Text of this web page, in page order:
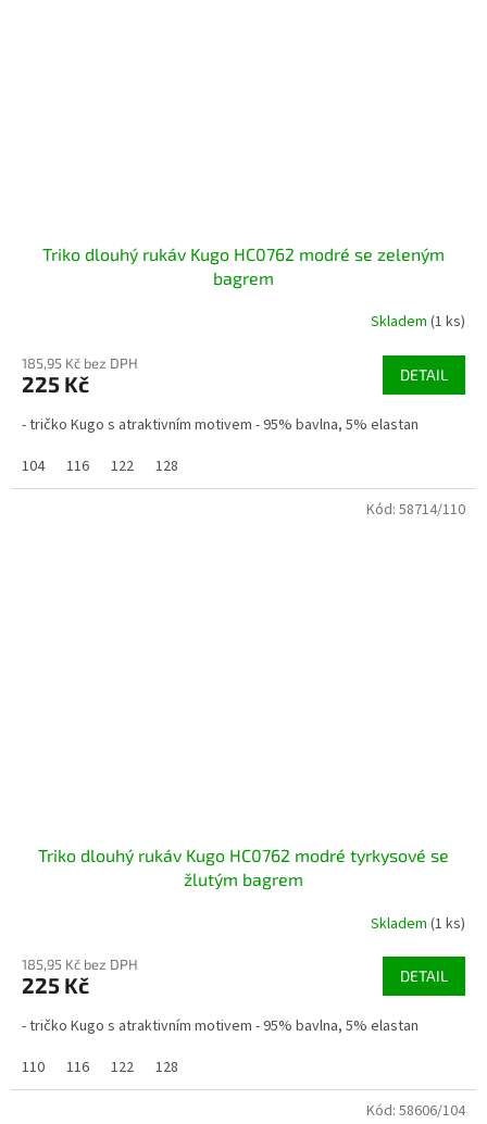
Triko dlouhý rukáv Kugo HC0762 modré se zeleným
bagrem
Skladem (1 ks)
185,95 Kč bez DPH
225 Kč DETAIL
- tričko Kugo s atraktivním motivem - 95% bavlna, 5% elastan
104
116 122 128
Triko dlouhý rukáv Kugo HC0762 modré tyrkysové se
žlutým bagrem
Skladem (1 ks)
185,95 Kč bez DPH
225 Kč DETAIL
- tričko Kugo s atraktivním motivem - 95% bavlna, 5% elastan
110
116 122 128
Kód: 58714/110
Kód: 58606/104